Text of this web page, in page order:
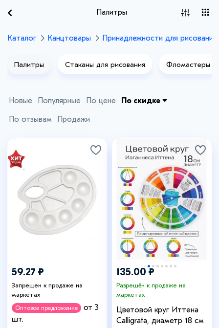
Палитры
Каталог Канцтовары Принадлежности для рисования
Палитры Стаканы для рисования Фломастеры
Новые Популярные По цене По скидке
По отзывам Продажи
59.27 ₽
Запрещен к продаже на
маркетах
Оптовое предложение
от 3
шт.
135.00 ₽
Разрешён к продаже на
маркетах
Цветовой круг Иттена
Calligrata, диаметр 18 см